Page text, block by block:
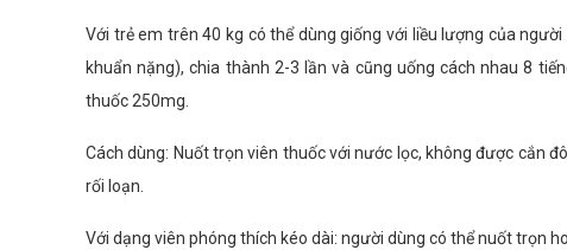
Với trẻ em trên 40 kg có thể dùng giống với liều lượng của
khuẩn nặng), chia thành 2-3 lần và cũng uống cách nhau 8
thuốc 250mg.
Cách dùng: Nuốt trọn viên thuốc với nước lọc, không được cắn
rối loạn.
Với dạng viên phóng thích kéo dài: người dùng có thể nuốt trọn